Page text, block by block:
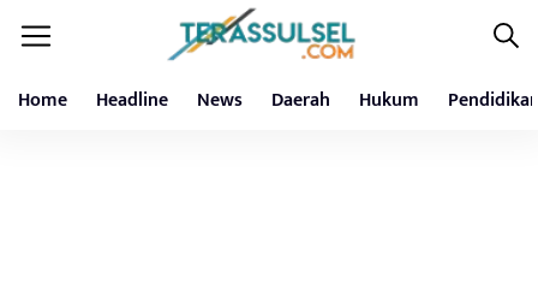
Home Headline News Daerah Hukum